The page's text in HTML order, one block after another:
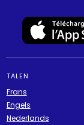
TALEN
Frans
Engels
Nederlands